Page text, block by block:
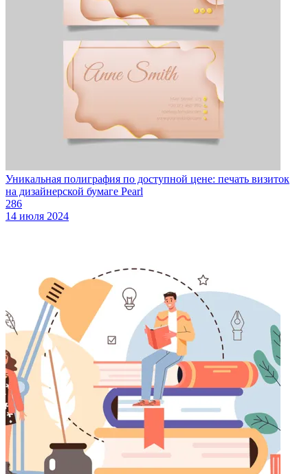
Уникальная полиграфия по доступной цене: печать визиток
на дизайнерской бумаге Pearl
286
14 июля 2024